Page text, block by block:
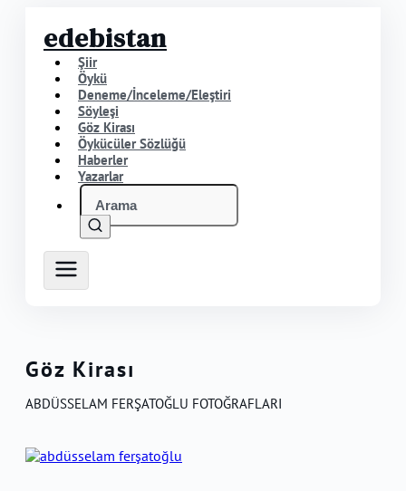
edebistan
Şiir
Öykü
Deneme/İnceleme/Eleştiri
Söyleşi
Göz Kirası
Öykücüler Sözlüğü
Haberler
Yazarlar
Göz Kirası
ABDÜSSELAM FERŞATOĞLU FOTOĞRAFLARI